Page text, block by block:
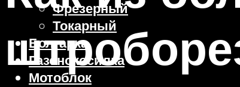
Фрезерный
Токарный
Болгарка
Газонокосилка
Мотоблок